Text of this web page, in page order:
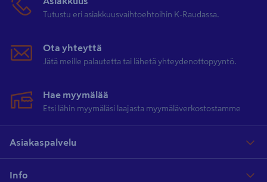
Tutustu eri asiakkuusvaihtoehtoihin K-Raudassa.
Ota yhteyttä
Jätä meille palautetta tai lähetä yhteydenottopyyntö.
Hae myymälää
Etsi lähin myymäläsi laajasta myymäläverkostostamme
Asiakaspalvelu
Info